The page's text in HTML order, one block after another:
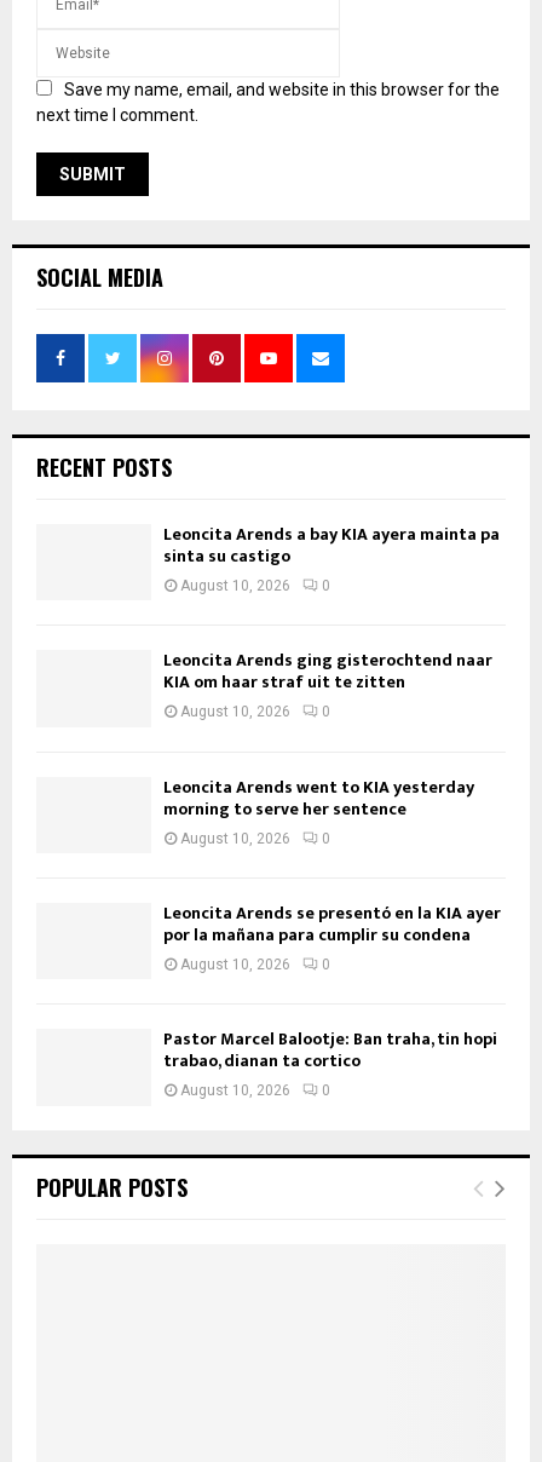
Save my name, email, and website in this browser for the
next time I comment.
SOCIAL MEDIA
RECENT POSTS
Leoncita Arends a bay KIA ayera mainta pa
sinta su castigo
August 10, 2026 0
Leoncita Arends ging gisterochtend naar
KIA om haar straf uit te zitten
August 10, 2026 0
Leoncita Arends went to KIA yesterday
morning to serve her sentence
August 10, 2026 0
Leoncita Arends se presentó en la KIA ayer
por la mañana para cumplir su condena
August 10, 2026 0
Pastor Marcel Balootje: Ban traha, tin hopi
trabao, dianan ta cortico
August 10, 2026 0
POPULAR POSTS